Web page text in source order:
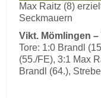
Max Raitz (8)
Seckmauern
Vikt. Mömlingen
Tore: 1:0 Brandl
(55./FE), 3:1 Max
Brandl (64.),